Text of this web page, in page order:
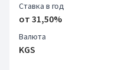
Ставка в год
от 31,50%
Валюта
KGS